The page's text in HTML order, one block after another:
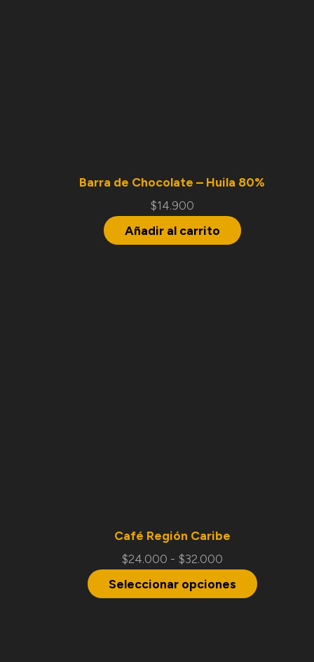
Barra de Chocolate – Huila 80%
$14.900
Añadir al carrito
Café Región Caribe
$24.000 - $32.000
Seleccionar opciones